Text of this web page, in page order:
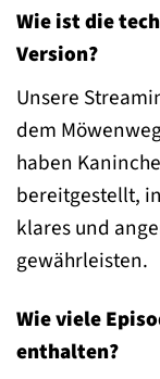
Wie ist die
Version?
Unsere
dem
haben
bereitgestellt,
klares und
gewährleisten.
Wie viele
enthalten?